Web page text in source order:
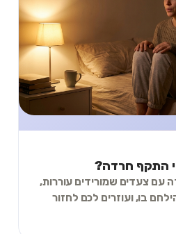
התקף חרדה?
עם צעדים שמורידים עוררות,
בו, ועוזרים לכם לחזור
דרוכים כל הלילה.